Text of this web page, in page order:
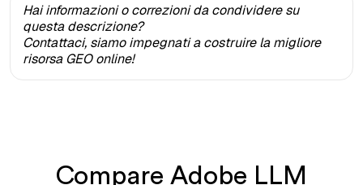
Hai informazioni o correzioni da condividere su
questa descrizione?
Contattaci, siamo impegnati a costruire la migliore
risorsa GEO online!
Compare Adobe LLM